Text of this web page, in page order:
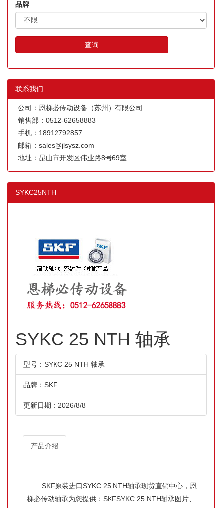
品牌
查询
联系我们
公司：恩梯必传动设备（苏州）有限公司
销售部：0512-62658883
手机：18912792857
邮箱：sales@jlsysz.com
地址：昆山市开发区伟业路8号69室
SYKC25NTH
SYKC 25 NTH 轴承
型号：SYKC 25 NTH 轴承
品牌：SKF
更新日期：2026/8/8
产品介绍
SKF原装进口SYKC 25 NTH轴承现货直销中心，恩
梯必传动轴承为您提供：SKFSYKC 25 NTH轴承图片、